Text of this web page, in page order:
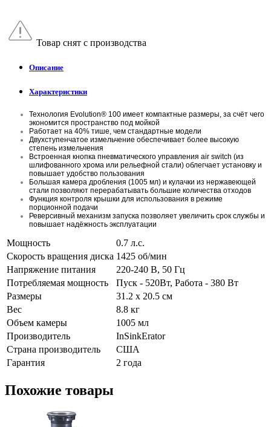
Товар снят с производства
Описание
Характеристики
Технология Evolution® 100 имеет компактные размеры, за счёт чего
экономится пространство под мойкой
Работает на 40% тише, чем стандартные модели
Двухступенчатое измельчение обеспечивает более высокую
степень измельчения
Встроенная кнопка пневматического управления air switch (из
шлифованного хрома или рельефной стали) облегчает установку и
повышает удобство пользования
Большая камера дробления (1005 мл) и кулачки из нержавеющей
стали позволяют перерабатывать большие количества отходов
Функция контроля крышки для использования в режиме
порционной подачи
Реверсивный механизм запуска позволяет увеличить срок службы и
повышает надёжность эксплуатации
Мощность
0.7 л.с.
Скорость вращения диска 1425 об/мин
Напряжение питания
220-240 В, 50 Гц
Потребляемая мощность
Пуск - 520Вт, Работа - 380 Вт
Размеры
31.2 x 20.5 см
Вес
8.8 кг
Объем камеры
1005 мл
Производитель
InSinkErator
Страна производитель
США
Гарантия
2 года
Похожие товары